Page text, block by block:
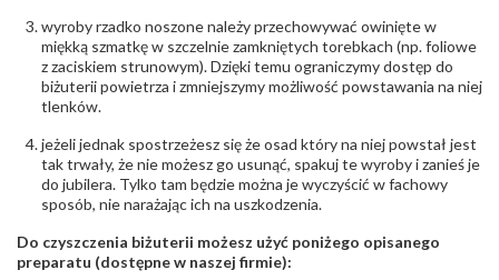
wyroby rzadko noszone należy przechowywać owinięte w
miękką szmatkę w szczelnie zamkniętych torebkach (np. foliowe
z zaciskiem strunowym). Dzięki temu ograniczymy dostęp do
biżuterii powietrza i zmniejszymy możliwość powstawania na niej
tlenków.
jeżeli jednak spostrzeżesz się że osad który na niej powstał jest
tak trwały, że nie możesz go usunąć, spakuj te wyroby i zanieś je
do jubilera. Tylko tam będzie można je wyczyścić w fachowy
sposób, nie narażając ich na uszkodzenia.
Do czyszczenia biżuterii możesz użyć poniżego opisanego
preparatu (dostępne w naszej firmie):